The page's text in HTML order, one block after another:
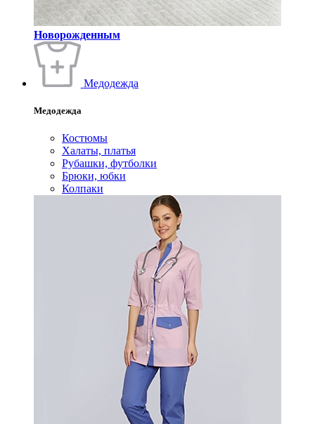
Новорожденным
Медодежда
Медодежда
Костюмы
Халаты, платья
Рубашки, футболки
Брюки, юбки
Колпаки